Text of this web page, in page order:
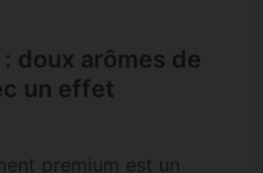
doux arômes de
un effet
premium est un